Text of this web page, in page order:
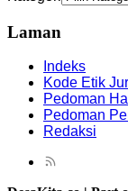
Laman
Indeks
Kode Etik
Pedoman
Pedoman
Redaksi